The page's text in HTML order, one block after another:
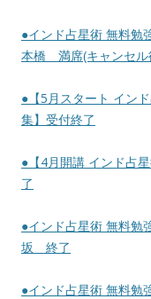
●インド占星術 無料勉
本橋 満席(キャンセル
●【5月スタート イン
集】受付終了
●【4月開講 インド占
了
●インド占星術 無料勉
坂 終了
●インド占星術 無料勉